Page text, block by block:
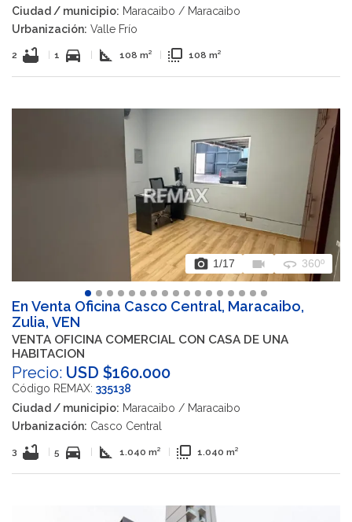
Ciudad / municipio: Maracaibo / Maracaibo
Urbanización: Valle Frío
2 bathtub 1 directions_car square_foot 108 m² flip_to_front 108 m²
photo_camera 1/17 videocam 360 360º
En Venta Oficina Casco Central, Maracaibo,
Zulia, VEN
VENTA OFICINA COMERCIAL CON CASA DE UNA
HABITACION
Precio: USD $160.000
Código REMAX: 335138
Ciudad / municipio: Maracaibo / Maracaibo
Urbanización: Casco Central
3 bathtub 5 directions_car square_foot 1.040 m² flip_to_front 1.040 m²